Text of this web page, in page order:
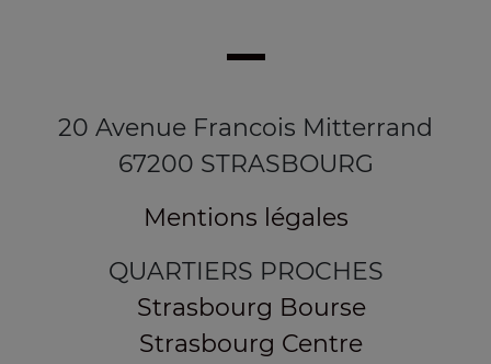
20 Avenue Francois Mitterrand
67200 STRASBOURG
Mentions légales
QUARTIERS PROCHES
Strasbourg Bourse
Strasbourg Centre